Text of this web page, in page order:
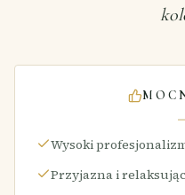
Wysoki
Przyjazna i